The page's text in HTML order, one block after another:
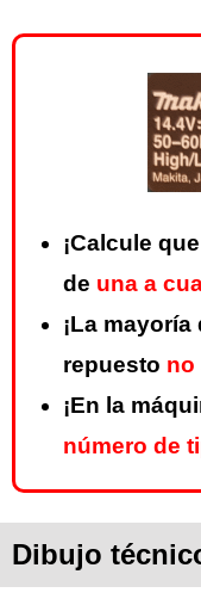
¡Calcule
de una a
¡La
repuesto no
¡En la
número de
Dibujo